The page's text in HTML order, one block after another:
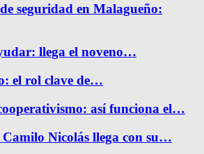
seguridad en Malagueño:
llega el noveno…
el rol clave de…
así funciona el…
Camilo Nicolás llega con su…